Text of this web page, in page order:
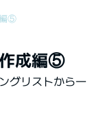
編⑤
成編⑤
グリストから一